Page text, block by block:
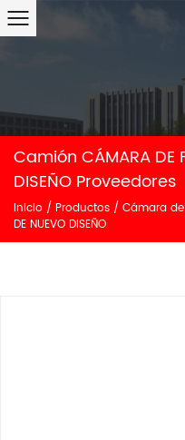
Camión CÁMARA DE
DISEÑO Proveedores
Inicio / Productos / Cámara
DE NUEVO DISEÑO